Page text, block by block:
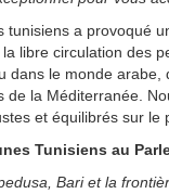
tunisiens a provoqué
libre circulation des
dans le monde
de la Méditerranée.
et équilibrés sur le
Tunisiens au
Bari et la